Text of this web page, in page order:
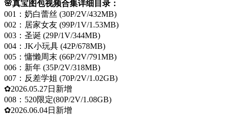
🌸真宝图包视频合集详细目录：
001：奶白蕾丝 (30P/2V/432MB)
002：居家女友 (99P/1V/1.53MB)
003：圣诞 (29P/1V/344MB)
004：JK小玩具 (42P/678MB)
005：慵懒周末 (66P/2V/791MB)
006：新年 (35P/2V/318MB)
007：反差学姐 (70P/2V/1.02GB)
✿2026.05.27日新增
008：520限定(80P/2V/1.08GB)
✿2026.06.04日新增